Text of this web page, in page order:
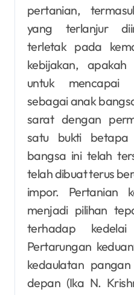
pertanian,
yang terlanjur
terletak pada
kebijakan,
untuk mencapai
sebagai anak
sarat dengan
satu bukti betapa
bangsa ini telah
telah dibuat terus
impor. Pertanian
menjadi pilihan
terhadap
Pertarungan
kedaulatan
depan (Ika N.